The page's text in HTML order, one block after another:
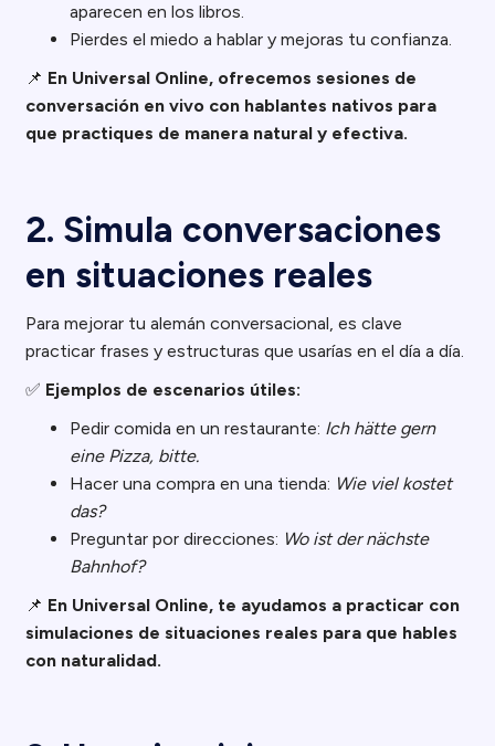
aparecen en los libros.
Pierdes el miedo a hablar y mejoras tu confianza.
📌 En Universal Online, ofrecemos sesiones de
conversación en vivo con hablantes nativos para
que practiques de manera natural y efectiva.
2. Simula conversaciones
en situaciones reales
Para mejorar tu alemán conversacional, es clave
practicar frases y estructuras que usarías en el día a día.
✅ Ejemplos de escenarios útiles:
Pedir comida en un restaurante: Ich hätte gern
eine Pizza, bitte.
Hacer una compra en una tienda: Wie viel kostet
das?
Preguntar por direcciones: Wo ist der nächste
Bahnhof?
📌 En Universal Online, te ayudamos a practicar con
simulaciones de situaciones reales para que hables
con naturalidad.